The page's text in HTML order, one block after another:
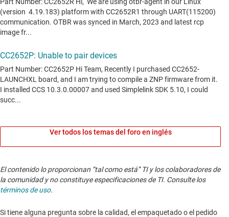
Ver todos los temas del foro en inglés
El contenido lo proporcionan “tal como está” TI y los colaboradores de
la comunidad y no constituye especificaciones de TI. Consulte los
términos de uso.
Si tiene alguna pregunta sobre la calidad, el empaquetado o el pedido